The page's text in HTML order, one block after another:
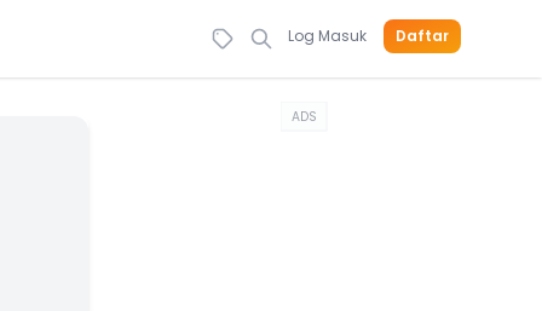
Log Masuk Daftar
ADS